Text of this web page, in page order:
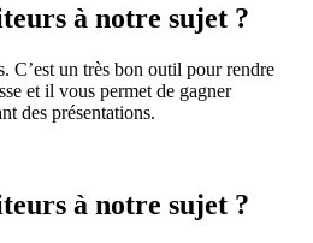
à notre sujet ?
C’est un très bon outil pour rendre
et il vous permet de gagner
des présentations.
à notre sujet ?